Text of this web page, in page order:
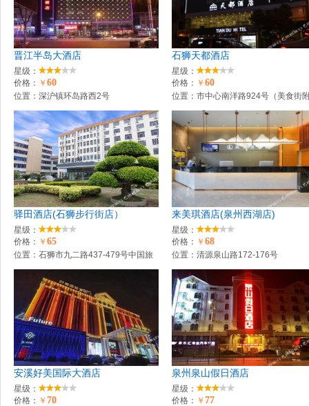
晋江半岛大酒店
星级：
价格： ￥ 60
位置：深沪镇环岛路西2号
石狮天都酒店
星级：
价格： ￥ 60
位置：市中心南洋路924号（美食街
近）
驿田酒店(石狮步行街店）
星级：
价格： ￥ 65
位置：石狮市九二路437-479号中国旅
行社院内，石狮市步行街对面
来美琪酒店(泉州西湖店)
星级：
价格： ￥ 68
位置：清源泉山路172-176号
安溪好美国际大酒店
星级：
价格： ￥ 70
泉州泉山假日酒店
星级：
价格： ￥ 77